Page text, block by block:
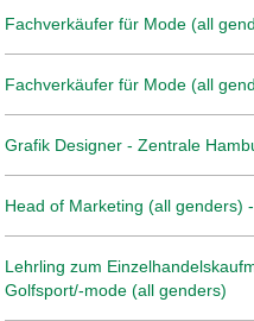
Fachverkäufer für Mode (all
Fachverkäufer für Mode (all
Grafik Designer - Zentrale
Head of Marketing (all genders)
Lehrling zum
Golfsport/-mode (all genders)